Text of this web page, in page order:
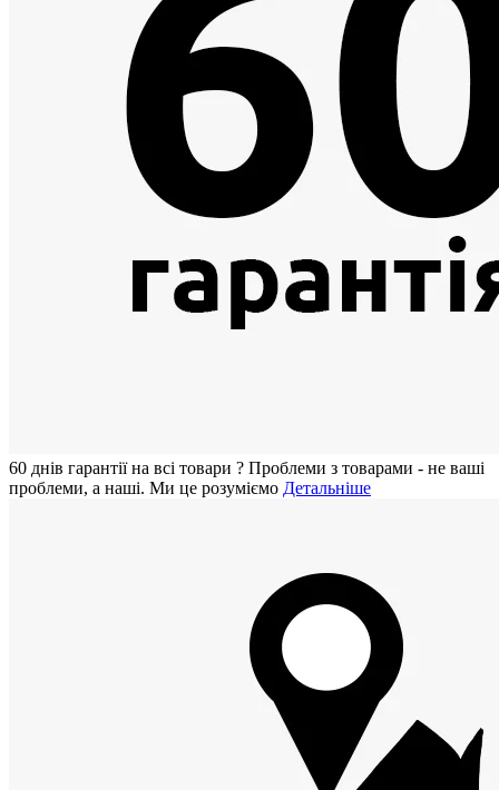
60 днiв гарантії на всi товари ? Проблеми з товарами - не ваші
проблеми, а наші. Ми це розуміємо Детальніше